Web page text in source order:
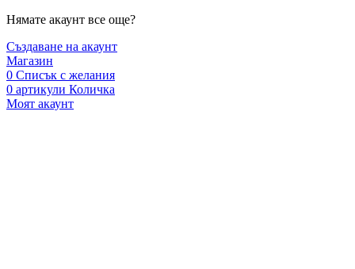
Нямате акаунт все още?
Създаване на акаунт
Магазин
0 Списък с желания
0 артикули Количка
Моят акаунт